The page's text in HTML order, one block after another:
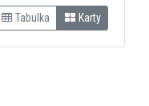
Tabulka Karty